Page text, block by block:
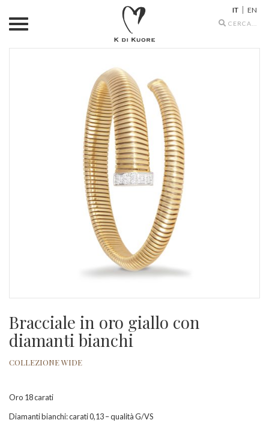
Search
IT EN
Bracciale in oro giallo con
diamanti bianchi
COLLEZIONE WIDE
Oro 18 carati
Diamanti bianchi: carati 0,13 – qualità G/VS